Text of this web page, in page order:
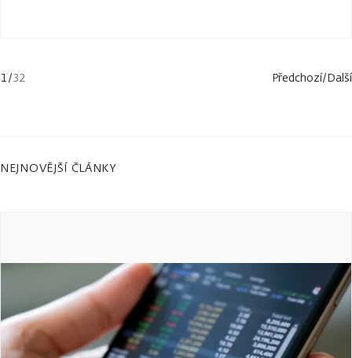
1/32 Předchozí/Další
NEJNOVĚJŠÍ ČLÁNKY